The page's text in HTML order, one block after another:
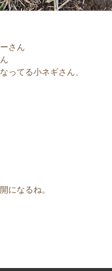
さん
ってる小ネギさん、
になるね。